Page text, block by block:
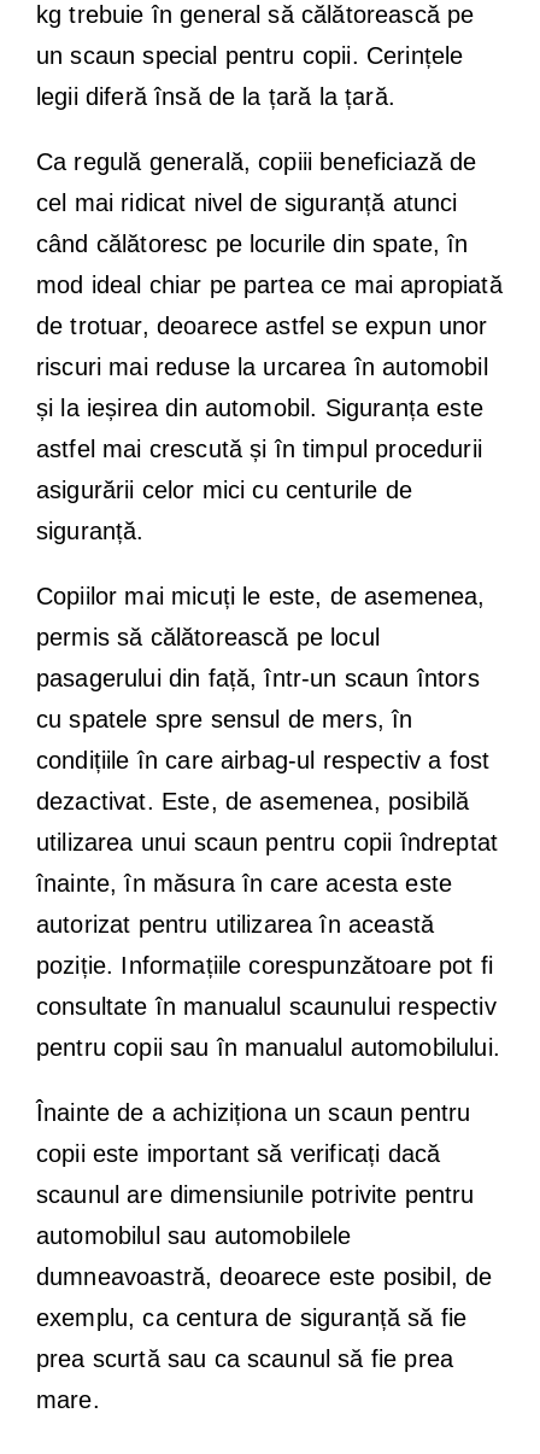
kg trebuie în general să călătorească pe
un scaun special pentru copii. Cerințele
legii diferă însă de la țară la țară.
Ca regulă generală, copiii beneficiază de
cel mai ridicat nivel de siguranță atunci
când călătoresc pe locurile din spate, în
mod ideal chiar pe partea ce mai apropiată
de trotuar, deoarece astfel se expun unor
riscuri mai reduse la urcarea în automobil
și la ieșirea din automobil. Siguranța este
astfel mai crescută și în timpul procedurii
asigurării celor mici cu centurile de
siguranță.
Copiilor mai micuți le este, de asemenea,
permis să călătorească pe locul
pasagerului din față, într-un scaun întors
cu spatele spre sensul de mers, în
condițiile în care airbag-ul respectiv a fost
dezactivat. Este, de asemenea, posibilă
utilizarea unui scaun pentru copii îndreptat
înainte, în măsura în care acesta este
autorizat pentru utilizarea în această
poziție. Informațiile corespunzătoare pot fi
consultate în manualul scaunului respectiv
pentru copii sau în manualul automobilului.
Înainte de a achiziționa un scaun pentru
copii este important să verificați dacă
scaunul are dimensiunile potrivite pentru
automobilul sau automobilele
dumneavoastră, deoarece este posibil, de
exemplu, ca centura de siguranță să fie
prea scurtă sau ca scaunul să fie prea
mare.